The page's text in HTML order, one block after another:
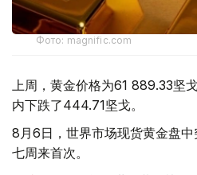
Фото: magnific.com
上周，黄金价格为61 889.33坚
内下跌了444.71坚戈。
8月6日，世界市场现货黄金盘
七周来首次。